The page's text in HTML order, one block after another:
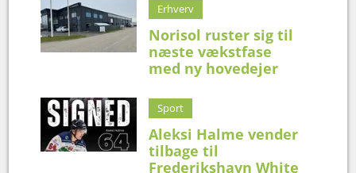
Erhverv
Norisol ruster sig til
næste vækstfase
med ny hovedejer
Sport
Aleksi Halme vender
tilbage til
Frederikshavn White